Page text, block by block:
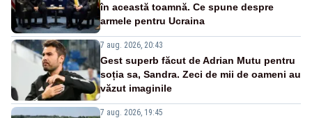
în această toamnă. Ce spune despre
armele pentru Ucraina
7 aug. 2026, 20:43
Gest superb făcut de Adrian Mutu pentru
soția sa, Sandra. Zeci de mii de oameni au
văzut imaginile
7 aug. 2026, 19:45